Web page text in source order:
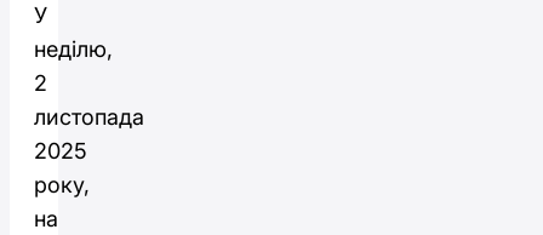
У
неділю,
2
листопада
2025
року,
на